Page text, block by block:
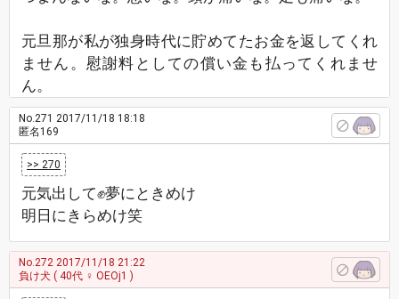
元旦那が私が独身時代に貯めてたお金を返してくれ
ません。慰謝料としての償い金も払ってくれませ
ん。
No.271 2017/11/18 18:18
匿名169
>> 270
元気出して✊夢にときめけ
明日にきらめけ笑
No.272 2017/11/18 21:22
負け犬 ( 40代 ♀ OEOj1 )